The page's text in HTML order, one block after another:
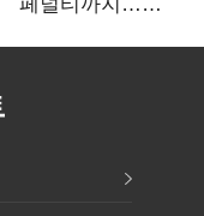
하락에 '청년